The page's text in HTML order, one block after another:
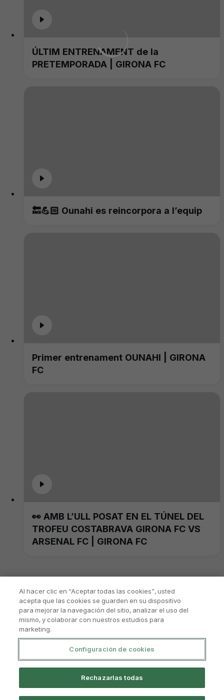
ÚLTIM ENTRENAMENT de la
PRETEMPORADA | GIRONA FC
🔙💪🏻 Ounahi es reincorpora a l’equip
Primer entrenament OUNAHI | GIRONA
FC
👀 AMB L’ULL POSAT EN EL TÚNEL DEL
TROFEU COSTABRAVA GIRONA FC VS
ARSENAL FC | GIRONA FC
Avís Legal I Condicions D'Ús
Al hacer clic en “Aceptar todas las cookies”, usted
acepta que las cookies se guarden en su dispositivo
para mejorar la navegación del sitio, analizar el uso del
mismo, y colaborar con nuestros estudios para
marketing.
Configuración de cookies
Rechazarlas todas